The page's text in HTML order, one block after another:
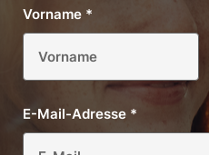
Vorname *
E-Mail-Adresse *